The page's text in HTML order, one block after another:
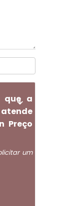
que a
Preço
um